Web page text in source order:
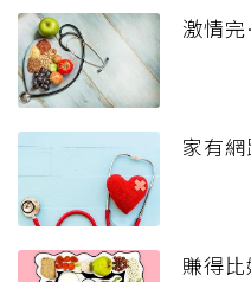
激情
家有
賺得